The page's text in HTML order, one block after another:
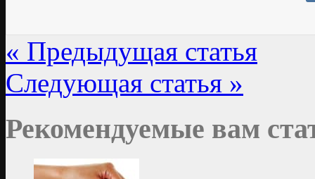
« Предыдущая статья
Следующая статья »
Рекомендуемые вам